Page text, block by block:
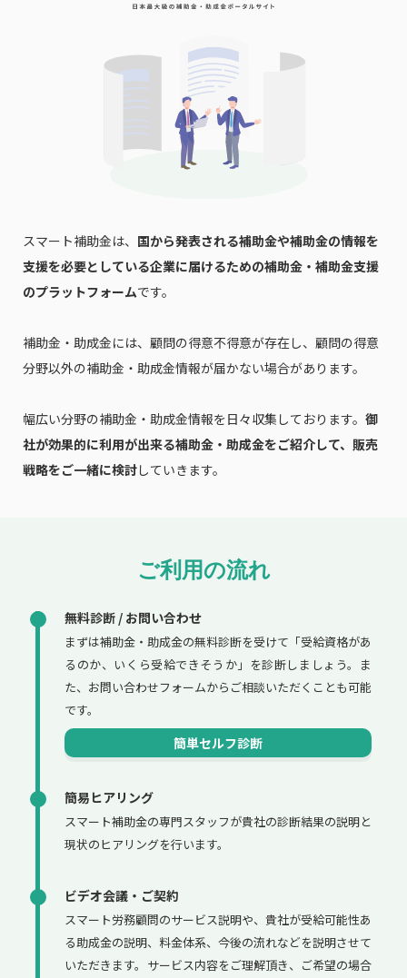
スマート補助金は、 国から発表される補助金や補助金の情報を
支援を必要としている企業に届けるための補助金・補助金支援
のプラットフォームです。
補助金・助成金には、顧問の得意不得意が存在し、顧問の得意
分野以外の補助金・助成金情報が届かない場合があります。
幅広い分野の補助金・助成金情報を日々収集しております。 御
社が効果的に利用が出来る補助金・助成金をご紹介して、販売
戦略をご一緒に検討していきます。
ご利用の流れ
無料診断 / お問い合わせ
まずは補助金・助成金の無料診断を受けて「受給資格があ
るのか、いくら受給できそうか」を診断しましょう。ま
た、お問い合わせフォームからご相談いただくことも可能
です。
簡単セルフ診断
簡易ヒアリング
スマート補助金の専門スタッフが貴社の診断結果の説明と
現状のヒアリングを行います。
ビデオ会議・ご契約
スマート労務顧問のサービス説明や、貴社が受給可能性あ
る助成金の説明、料金体系、今後の流れなどを説明させて
いただきます。サービス内容をご理解頂き、ご希望の場合